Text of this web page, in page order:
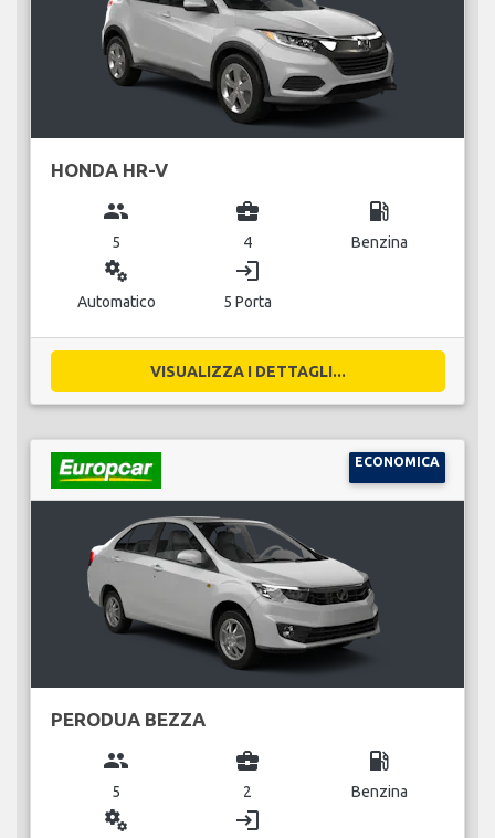
HONDA HR-V
group
5
business_center
4
local_gas_station
Benzina
miscellaneous_services
Automatico
login
5 Porta
VISUALIZZA I DETTAGLI...
ECONOMICA
PERODUA BEZZA
group
5
business_center
2
local_gas_station
Benzina
miscellaneous_services login